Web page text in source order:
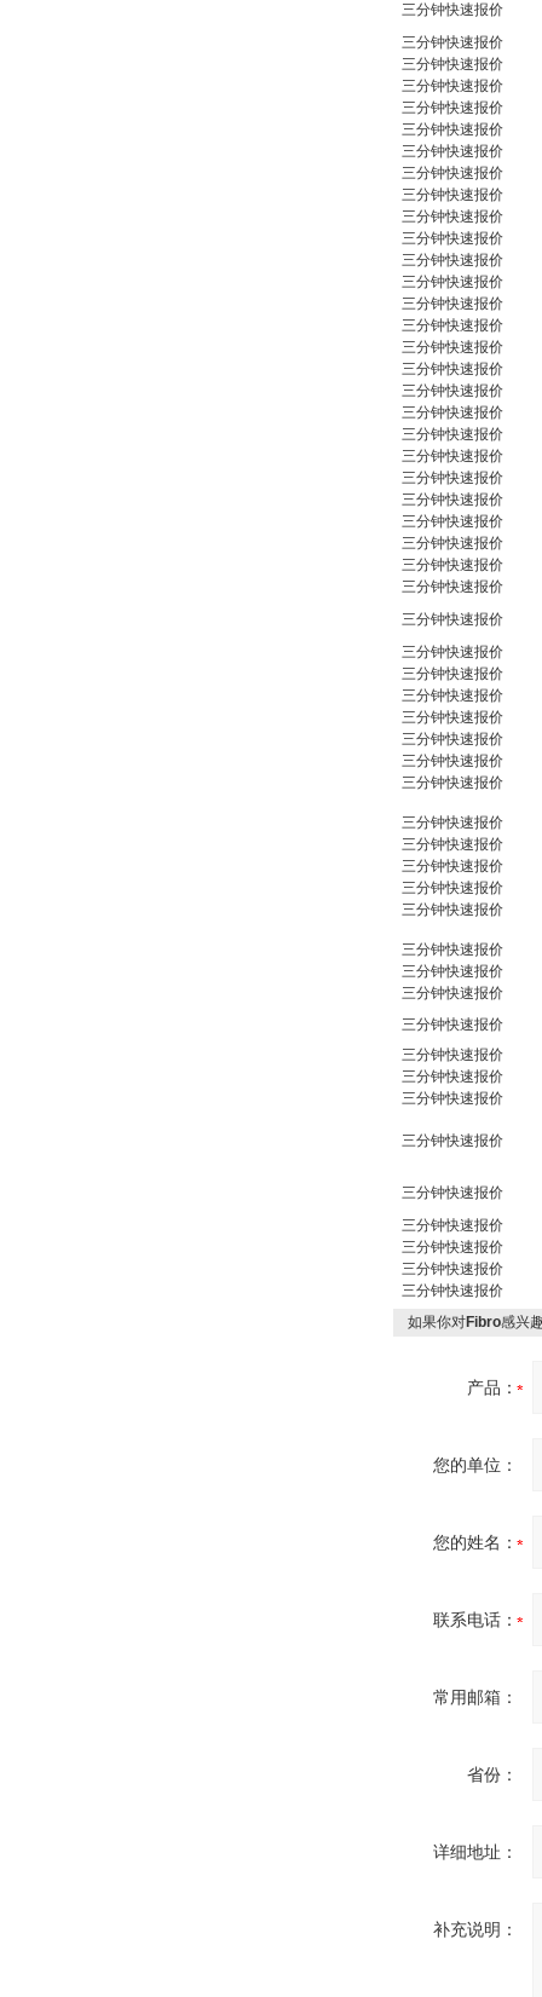
三分钟快速报价
三分钟快速报价
三分钟快速报价
三分钟快速报价
三分钟快速报价
三分钟快速报价
三分钟快速报价
三分钟快速报价
三分钟快速报价
三分钟快速报价
三分钟快速报价
三分钟快速报价
三分钟快速报价
三分钟快速报价
三分钟快速报价
三分钟快速报价
三分钟快速报价
三分钟快速报价
三分钟快速报价
三分钟快速报价
三分钟快速报价
三分钟快速报价
三分钟快速报价
三分钟快速报价
三分钟快速报价
三分钟快速报价
三分钟快速报价
三分钟快速报价
三分钟快速报价
三分钟快速报价
三分钟快速报价
三分钟快速报价
三分钟快速报价
三分钟快速报价
三分钟快速报价
三分钟快速报价
三分钟快速报价
三分钟快速报价
三分钟快速报价
三分钟快速报价
三分钟快速报价
三分钟快速报价
三分钟快速报价
三分钟快速报价
三分钟快速报价
三分钟快速报价
三分钟快速报价
三分钟快速报价
三分钟快速报价
三分钟快速报价
三分钟快速报价
三分钟快速报价
三分钟快速报价
如果你对Fibro感兴
产品：
您的单位：
您的姓名：
联系电话：
常用邮箱：
省份：
详细地址：
补充说明：